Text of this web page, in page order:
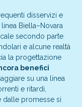
disservizi e
Biella–Novara
secondo parte
e alcune realtà
la progettazione
benefici
su una linea
e ritardi,
dalle promesse si